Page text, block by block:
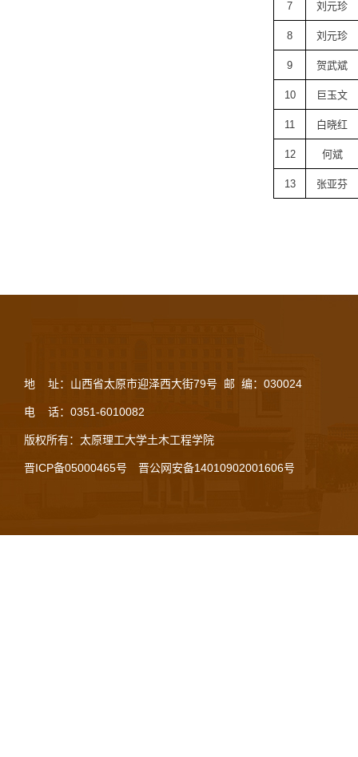
7 刘元珍
8 刘元珍
9 贺武斌
10 巨玉文
11 白晓红
12 何斌
13 张亚芬
地 址：山西省太原市迎泽西大街79号 邮 编：030024
电 话：0351-6010082
版权所有：太原理工大学土木工程学院
晋ICP备05000465号 晋公网安备14010902001606号